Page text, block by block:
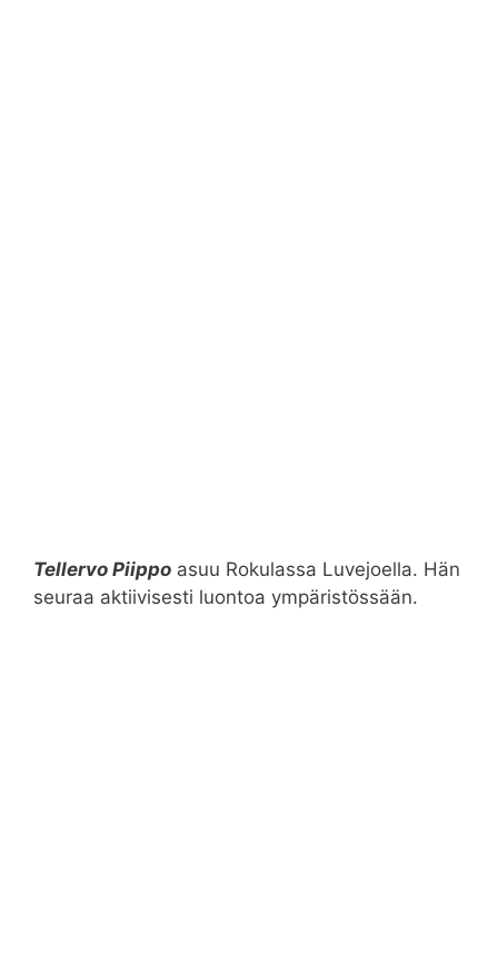
Tellervo Piippo asuu Rokulassa Luvejoella. Hän
seuraa aktiivisesti luontoa ympäristössään.